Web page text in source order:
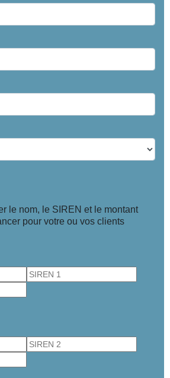
le nom, le SIREN et le montant
pour votre ou vos clients